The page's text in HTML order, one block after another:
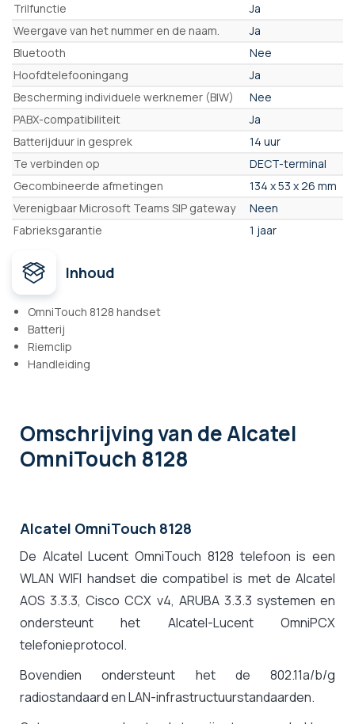
Trilfunctie
Ja
Weergave van het nummer en de naam.
Ja
Bluetooth
Nee
Hoofdtelefooningang
Ja
Bescherming individuele werknemer (BIW)
Nee
PABX-compatibiliteit
Ja
Batterijduur in gesprek
14 uur
Te verbinden op
DECT-terminal
Gecombineerde afmetingen
134 x 53 x 26 mm
Verenigbaar Microsoft Teams SIP gateway
Neen
Fabrieksgarantie
1 jaar
Inhoud
OmniTouch 8128 handset
Batterij
Riemclip
Handleiding
Omschrijvingvan de Alcatel
OmniTouch 8128
Alcatel OmniTouch 8128
De Alcatel Lucent OmniTouch 8128 telefoon is een
WLAN WIFI handset die compatibel is met de Alcatel
AOS 3.3.3, Cisco CCX v4, ARUBA 3.3.3 systemen en
ondersteunt het Alcatel-Lucent OmniPCX
telefonieprotocol.
Bovendien ondersteunt het de 802.11a/b/g
radiostandaard en LAN-infrastructuurstandaarden.